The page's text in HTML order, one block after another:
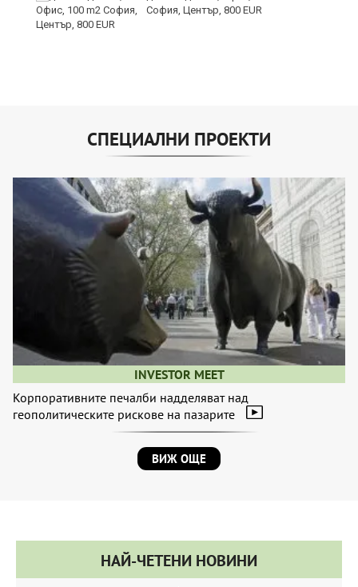
София, Център, 800 EUR
СПЕЦИАЛНИ ПРОЕКТИ
INVESTOR MEET
Корпоративните печалби надделяват над
геополитическите рискове на пазарите
ВИЖ ОЩЕ
НАЙ-ЧЕТЕНИ НОВИНИ